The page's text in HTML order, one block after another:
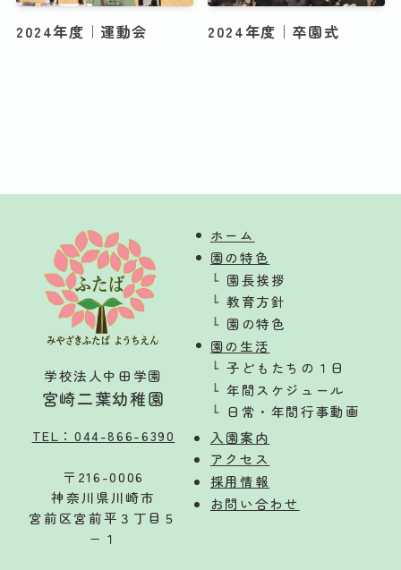
2024年度｜運動会 2024年度｜卒園式
学校法人中田学園
宮崎二葉幼稚園
TEL：044-866-6390
〒216-0006
神奈川県川崎市
宮前区宮前平３丁目５
−１
ホーム
園の特色
園長挨拶
教育方針
園の特色
園の生活
子どもたちの１日
年間スケジュール
日常・年間行事動画
入 園案内
アクセス
採用情報
お問い合わせ